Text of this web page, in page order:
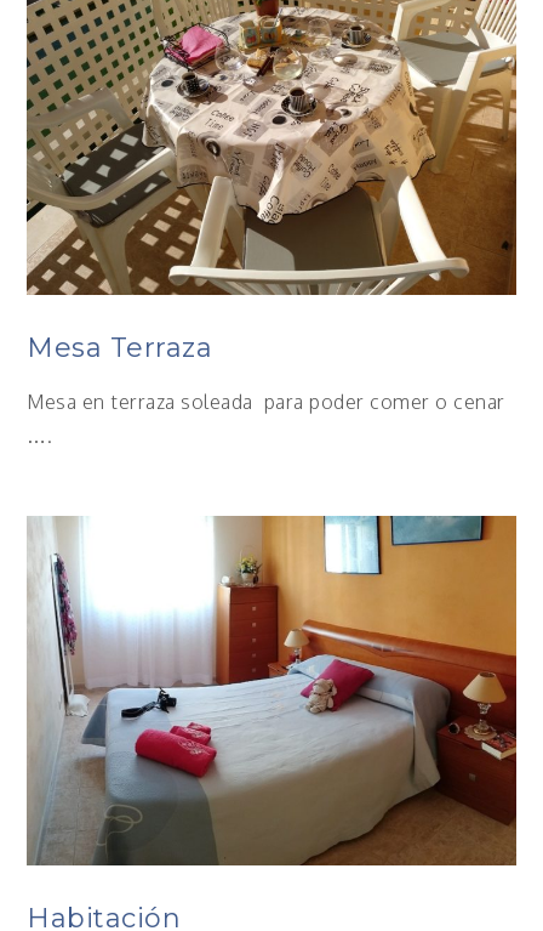
Mesa Terraza
Mesa en terraza soleada para poder comer o cenar
….
Habitación